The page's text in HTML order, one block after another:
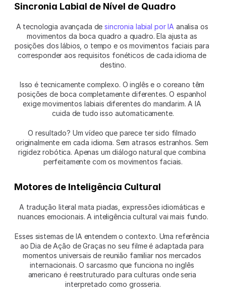
Sincronia Labial de Nível de Quadro
A tecnologia avançada de sincronia labial por IA analisa os
movimentos da boca quadro a quadro. Ela ajusta as
posições dos lábios, o tempo e os movimentos faciais para
corresponder aos requisitos fonéticos de cada idioma de
destino.
Isso é tecnicamente complexo. O inglês e o coreano têm
posições de boca completamente diferentes. O espanhol
exige movimentos labiais diferentes do mandarim. A IA
cuida de tudo isso automaticamente.
O resultado? Um vídeo que parece ter sido filmado
originalmente em cada idioma. Sem atrasos estranhos. Sem
rigidez robótica. Apenas um diálogo natural que combina
perfeitamente com os movimentos faciais.
Motores de Inteligência Cultural
A tradução literal mata piadas, expressões idiomáticas e
nuances emocionais. A inteligência cultural vai mais fundo.
Esses sistemas de IA entendem o contexto. Uma referência
ao Dia de Ação de Graças no seu filme é adaptada para
momentos universais de reunião familiar nos mercados
internacionais. O sarcasmo que funciona no inglês
americano é reestruturado para culturas onde seria
interpretado como grosseria.